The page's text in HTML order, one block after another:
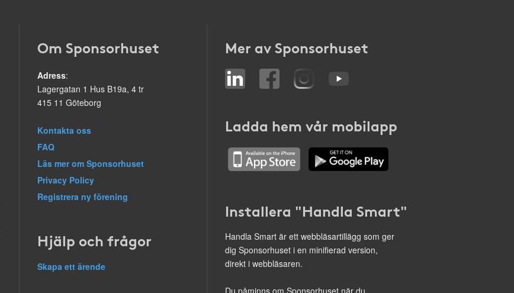
Om Sponsorhuset
Adress:
Lagergatan 1 Hus B19a, 4 tr
415 11 Göteborg
Kontakta oss
FAQ
Läs mer om Sponsorhuset
Privacy Policy
Registrera ny förening
Hjälp och frågor
Skapa ett ärende
Mer av Sponsorhuset
Ladda hem vår mobilapp
Installera "Handla Smart"
Handla Smart är ett webbläsartillägg som ger
dig Sponsorhuset i en minifierad version,
direkt i webbläsaren.